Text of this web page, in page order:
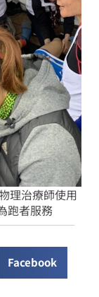
理治療師使用
跑者服務
Facebook